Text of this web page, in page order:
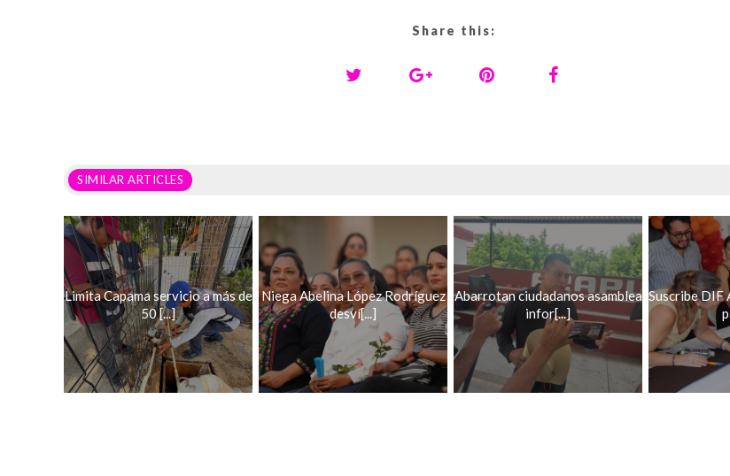
Share this:
SIMILAR ARTICLES
Limita Capama servicio a más de
50 [...]
Niega Abelina López Rodríguez
desví[...]
Abarrotan ciudadanos asamblea
infor[...]
Suscribe DIF